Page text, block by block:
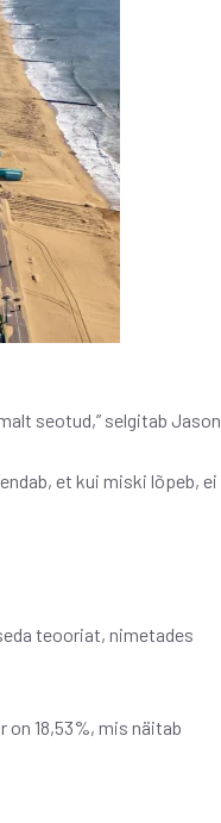
seotud,” selgitab Jason.
et kui miski lõpeb, ei
teooriat, nimetades
on 18,53%, mis näitab